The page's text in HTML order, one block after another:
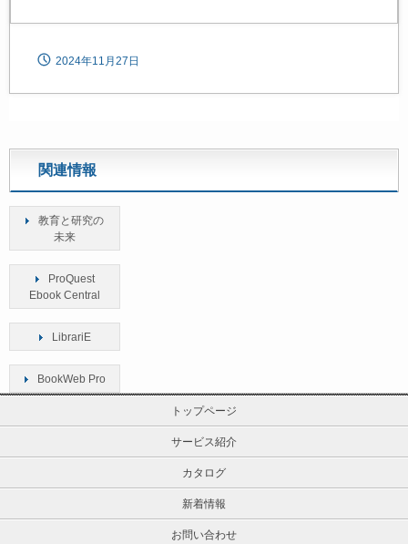
2024年11月27日
関連情報
教育と研究の
未来
ProQuest
Ebook Central
LibrariE
BookWeb Pro
トップページ
サービス紹介
カタログ
新着情報
お問い合わせ